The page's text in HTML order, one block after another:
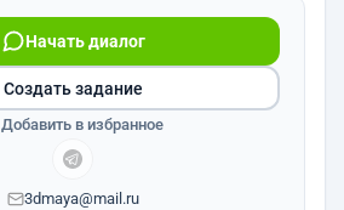
Начать диалог
3dmaya@mail.ru
Создать задание
Добавить в избранное